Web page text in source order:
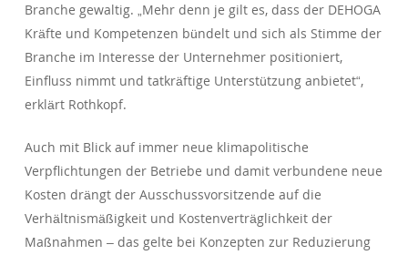
Branche gewaltig. „Mehr denn je gilt es, dass der DEHOGA
Kräfte und Kompetenzen bündelt und sich als Stimme der
Branche im Interesse der Unternehmer positioniert,
Einfluss nimmt und tatkräftige Unterstützung anbietet“,
erklärt Rothkopf.
Auch mit Blick auf immer neue klimapolitische
Verpflichtungen der Betriebe und damit verbundene neue
Kosten drängt der Ausschussvorsitzende auf die
Verhältnismäßigkeit und Kostenverträglichkeit der
Maßnahmen – das gelte bei Konzepten zur Reduzierung